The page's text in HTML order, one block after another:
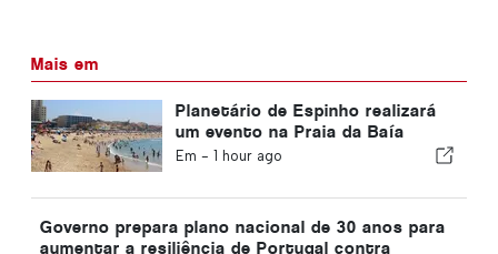
Mais em
Planetário de Espinho realizará
um evento na Praia da Baía
durante o eclipse solar em
Em - 1 hour ago
Governo prepara plano nacional de 30 anos para
aumentar a resiliência de Portugal contra